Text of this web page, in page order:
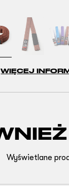
WIĘCEJ
Wyświetlane